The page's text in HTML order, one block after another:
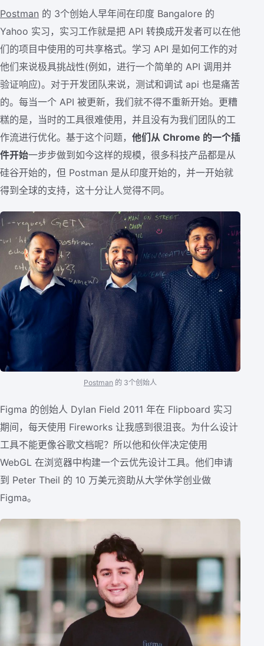
Postman 的 3个创始人早年间在印度 Bangalore 的
Yahoo 实习，实习工作就是把 API 转换成开发者可以在他
们的项目中使用的可共享格式。学习 API 是如何工作的对
他们来说极具挑战性(例如，进行一个简单的 API 调用并
验证响应)。对于开发团队来说，测试和调试 api 也是痛苦
的。每当一个 API 被更新，我们就不得不重新开始。更糟
糕的是，当时的工具很难使用，并且没有为我们团队的工
作流进行优化。基于这个问题， 他们从 Chrome 的一个插
件开始一步步做到如今这样的规模，很多科技产品都是从
硅谷开始的，但 Postman 是从印度开始的，并一开始就
得到全球的支持，这十分让人觉得不同。
Postman 的 3个创始人
Figma 的创始人 Dylan Field 2011 年在 Flipboard 实习
期间，每天使用 Fireworks 让我感到很沮丧。为什么设计
工具不能更像谷歌文档呢？所以他和伙伴决定使用
WebGL 在浏览器中构建一个云优先设计工具。他们申请
到 Peter Theil 的 10 万美元资助从大学休学创业做
Figma。